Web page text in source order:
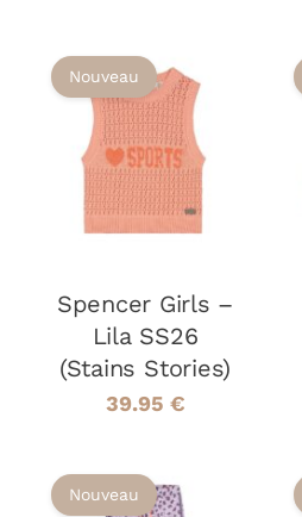
CHOIX DES
OPTIONS CE
PRODUIT
A
PLUSIEURS
OPTIONS
PEUVENT
ÊTRE
CHOISIES
SUR
PRODUIT
DÉTAILS
Nouveau
Spencer Girls –
Lila SS26
(Stains Stories)
39.95 €
Nouveau